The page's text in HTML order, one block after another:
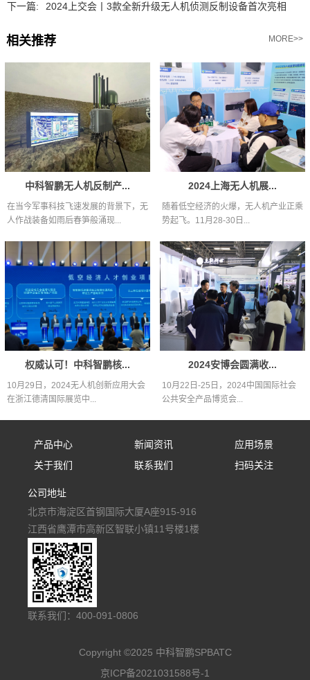
下一篇:
2024上交会丨3款全新升级无人机侦测反制设备首次亮相
相关推荐 MORE>>
中科智鹏无人机反制产...
在当今军事科技飞速发展的背景下，无
人作战装备如雨后春笋般涌现...
2024上海无人机展...
随着低空经济的火爆，无人机产业正乘
势起飞。11月28-30日...
权威认可！中科智鹏核...
10月29日，2024无人机创新应用大会
在浙江德清国际展览中...
2024安博会圆满收...
10月22日-25日，2024中国国际社会
公共安全产品博览会...
产品中心
固定式防御设备
手持式防御设备
便携式防御设备
车载式防御设备
多级防御反无阵地
低空空域监管平台
新闻资讯
公司新闻
媒体报道
应用场景
应用场景
关于我们
公司简介
联系我们 扫码关注
公司地址
北京市海淀区首钢国际大厦A座915-916
江西省鹰潭市高新区智联小镇11号楼1楼
联系我们：400-091-0806
Copyright ©2025 中科智鹏SPBATC
京ICP备2021031588号-1